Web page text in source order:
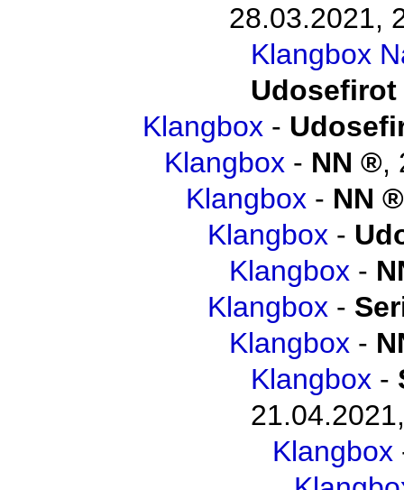
28.03.2021,
Klangbox
Udosefirot
Klangbox -
Klangbox - NN ,
Klangbox - NN
Klangbox -
Klangbox -
Klangbox -
Klangbox -
Klangbox -
Klangbox